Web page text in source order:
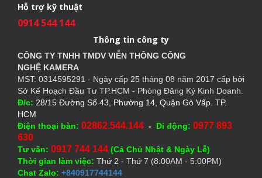
Hỗ trợ kỹ thuật
0914 544 144
Thông tin công ty
CÔNG TY TNHH TMDV VIỄN THÔNG CÔNG
NGHỆ KAMERA
MST: 0314595291 - Ngày cấp 25 tháng 08 năm 2017 cấp bởi
Sở Kế Hoạch Đầu Tư TP.HCM - Phòng Đăng Ký Kinh Doanh.
Đ/c: 28/15 Đường Số 43, Phường 14, Quận Gò Vấp. TP.
HCM
Điện thoại bàn: 02862.544.144 - Di động: 0977 893
630
Tư vấn: 0917 744 144 (Cả Chủ Nhật & Ngày Lễ)
Thời gian làm việc: Thứ 2 - Thứ 7 (8:00AM - 5:00PM)
Chat Zalo: +840917744144